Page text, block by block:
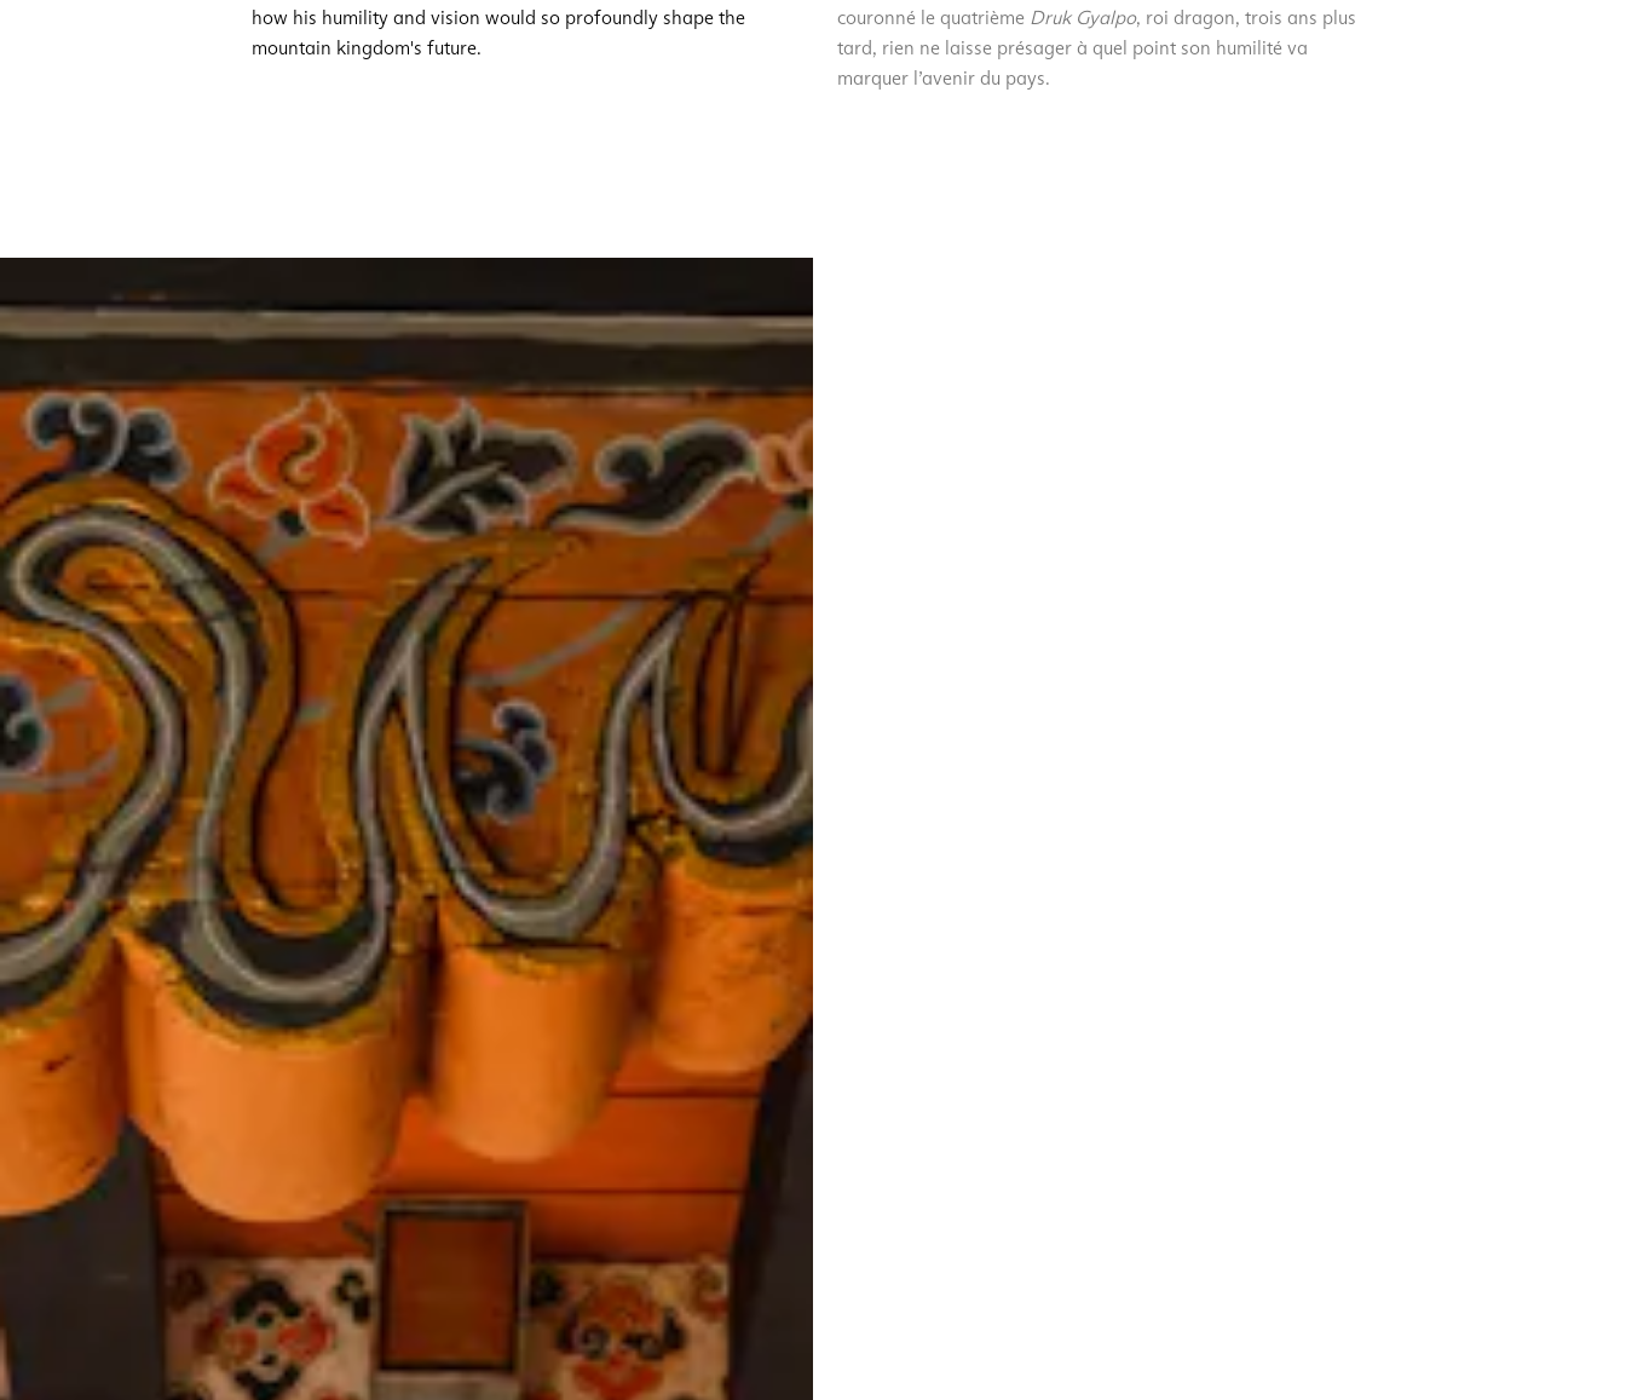
how his humility and vision would so profoundly shape the
mountain kingdom's future.
couronné le quatrième Druk Gyalpo, roi dragon, trois ans plus
tard, rien ne laisse présager à quel point son humilité va
marquer l’avenir du pays.